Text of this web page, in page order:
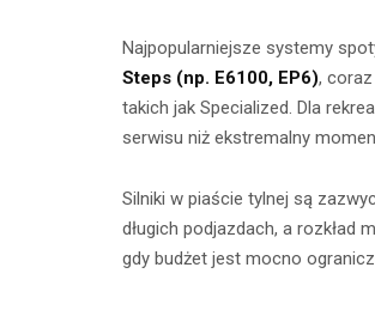
Najpopularniejsze systemy
Steps (np. E6100, EP6),
takich jak Specialized. Dla
serwisu niż ekstremalny
Silniki w piaście tylnej są
długich podjazdach, a rozkład
gdy budżet jest mocno